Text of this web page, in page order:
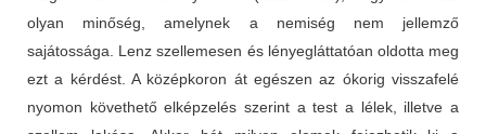
olyan minőség, amelynek a nemiség nem jellemző
sajátossága. Lenz szellemesen és lényegláttatóan oldotta meg
ezt a kérdést. A középkoron át egészen az ókorig visszafelé
nyomon követhető elképzelés szerint a test a lélek, illetve a